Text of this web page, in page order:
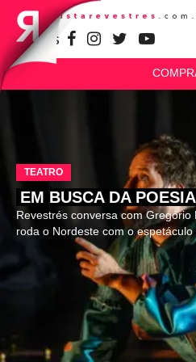
SIGA-NOS
TEATRO
EM BUSCA DA
Revestrés conversa com
roda o Nordeste com o espetáculo